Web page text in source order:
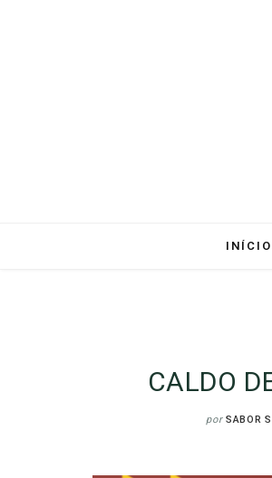
INÍCIO
CALDO
por SABOR